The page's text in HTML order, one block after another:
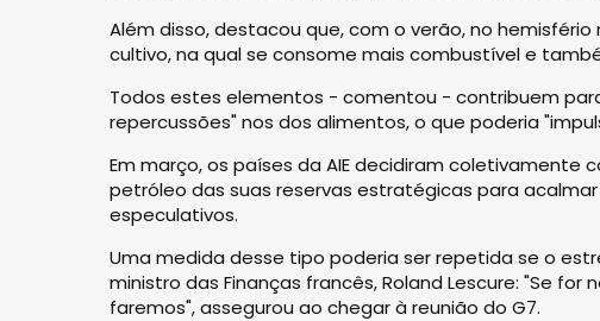
Além disso, destacou que, com o verão, no
cultivo, na qual se consome mais combustível e
Todos estes elementos - comentou - contribuem
repercussões" nos dos alimentos, o que poderia
Em março, os países da AIE decidiram coletivamente
petróleo das suas reservas estratégicas para
especulativos.
Uma medida desse tipo poderia ser repetida se o
ministro das Finanças francês, Roland Lescure: "Se
faremos", assegurou ao chegar à reunião do G7.